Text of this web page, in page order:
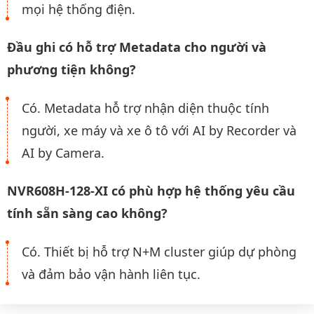
mọi hệ thống điện.
Đầu ghi có hỗ trợ Metadata cho người và
phương tiện không?
Có. Metadata hỗ trợ nhận diện thuộc tính
người, xe máy và xe ô tô với AI by Recorder và
AI by Camera.
NVR608H-128-XI có phù hợp hệ thống yêu cầu
tính sẵn sàng cao không?
Có. Thiết bị hỗ trợ N+M cluster giúp dự phòng
và đảm bảo vận hành liên tục.